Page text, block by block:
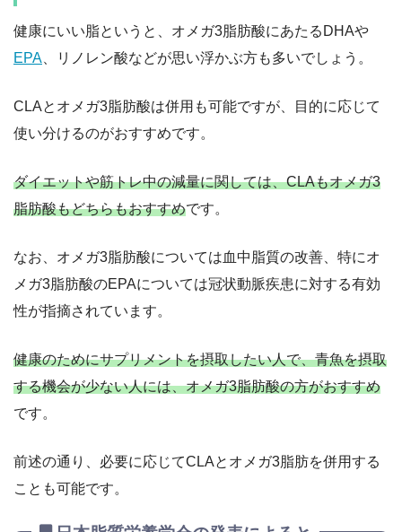
健康にいい脂というと、オメガ3脂肪酸にあたるDHAや
EPA 、リノレン酸などが思い浮かぶ方も多いでしょう。
CLAとオメガ3脂肪酸は併用も可能ですが、目的に応じて
使い分けるのがおすすめです。
ダイエットや筋トレ中の減量に関しては、CLAもオメガ3
脂肪酸もどちらもおすすめです。
なお、オメガ3脂肪酸については血中脂質の改善、特にオ
メガ3脂肪酸のEPAについては冠状動脈疾患に対する有効
性が指摘されています。
健康のためにサプリメントを摂取したい人で、青魚を摂取
する機会が少ない人には、オメガ3脂肪酸の方がおすすめ
です。
前述の通り、必要に応じてCLAとオメガ3脂肪を併用する
ことも可能です。